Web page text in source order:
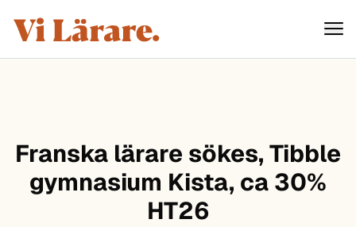
Hoppa till innehåll
ViLärare
Franska lärare sökes, Tibble
gymnasium Kista, ca 30%
HT26